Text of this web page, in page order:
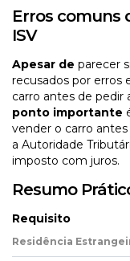
Erros comuns
ISV
Apesar de parecer
recusados por erros
carro antes de pedir
ponto importante
vender o carro
a Autoridade
imposto com juros.
Resumo
Requisito
Residência